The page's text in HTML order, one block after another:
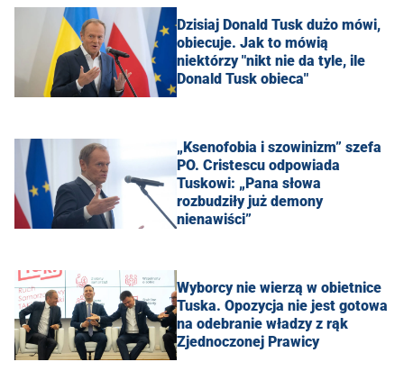
Dzisiaj Donald Tusk dużo mówi,
obiecuje. Jak to mówią
niektórzy "nikt nie da tyle, ile
Donald Tusk obieca"
„Ksenofobia i szowinizm” szefa
PO. Cristescu odpowiada
Tuskowi: „Pana słowa
rozbudziły już demony
nienawiści”
Wyborcy nie wierzą w obietnice
Tuska. Opozycja nie jest gotowa
na odebranie władzy z rąk
Zjednoczonej Prawicy